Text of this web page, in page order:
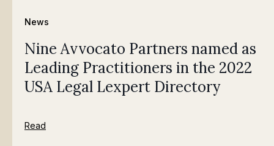
News
Nine Avvocato Partners named as
Leading Practitioners in the 2022
USA Legal Lexpert Directory
Read